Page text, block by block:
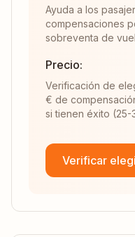
Ayuda a los
compensaciones
sobreventa de
Precio:
Verificación de
€ de
si tienen éxito (25-
Verificar